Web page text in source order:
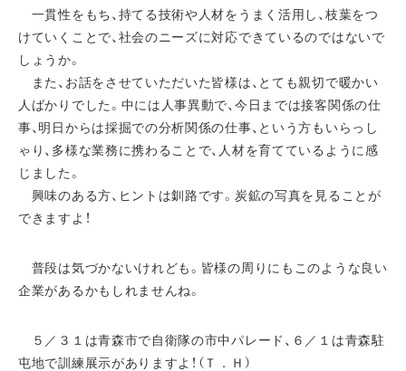
一貫性をもち、持てる技術や人材をうまく活用し、枝葉をつ
けていくことで、社会のニーズに対応できているのではないで
しょうか。
また、お話をさせていただいた皆様は、とても親切で暖かい
人ばかりでした。中には人事異動で、今日までは接客関係の仕
事、明日からは採掘での分析関係の仕事、という方もいらっし
ゃり、多様な業務に携わることで、人材を育てているように感
じました。
興味のある方、ヒントは釧路です。炭鉱の写真を見ることが
できますよ！
普段は気づかないけれども。皆様の周りにもこのような良い
企業があるかもしれませんね。
５／３１は青森市で自衛隊の市中パレード、６／１は青森駐
屯地で訓練展示がありますよ！（Ｔ．Ｈ）